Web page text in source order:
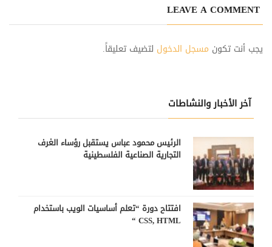
LEAVE A COMMENT
يجب أنت تكون مسجل الدخول لتضيف تعليقاً.
آخر الأخبار والنشاطات
الرئيس محمود عباس يستقبل رؤساء الغرف
التجارية الصناعية الفلسطينية
افتتاح دورة “تعلم أساسيات الويب باستخدام
CSS, HTML “